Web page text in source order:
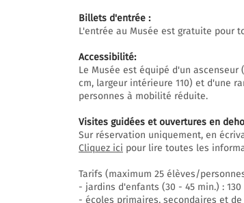
Billets d'entrée :
L'entrée au Musée est gratuite pour
Accessibilité:
Le Musée est équipé d'un ascenseur
cm, largeur intérieure 110) et d'une
personnes à mobilité réduite.
Visites guidées et ouvertures en
Sur réservation uniquement, en
Cliquez ici pour lire toutes les
Tarifs (maximum 25 élèves/
- jardins d'enfants (30 - 45 min.) : 130
- écoles primaires, secondaires et de